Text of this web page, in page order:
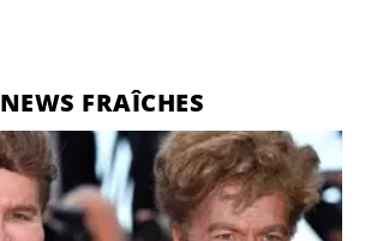
NEWS FRAÎCHES